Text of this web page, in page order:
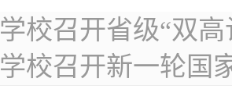
学校召开省级“双
学校召开新一轮国